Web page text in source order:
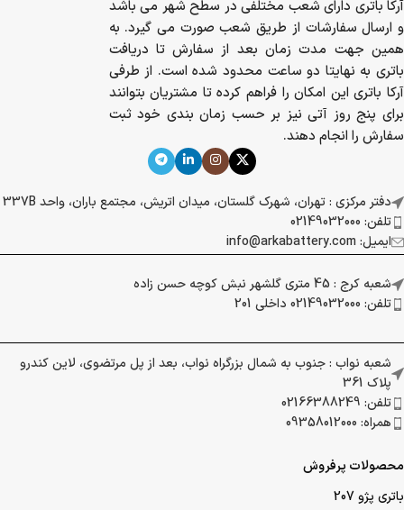
آرکا باتری دارای شعب مختلفی در سطح شهر می باشد
و ارسال سفارشات از طریق شعب صورت می گیرد. به
همین جهت مدت زمان بعد از سفارش تا دریافت
باتری به نهایتا دو ساعت محدود شده است. از طرفی
آرکا باتری این امکان را فراهم کرده تا مشتریان بتوانند
برای پنج روز آتی نیز بر حسب زمان بندی خود ثبت
سفارش را انجام دهند.
دفتر مرکزی : تهران، شهرک گلستان، میدان اتریش، مجتمع باران، واحد 337B
تلفن: 02149032000
ایمیل: info@arkabattery.com
شعبه کرج : 45 متری گلشهر نبش کوچه حسن زاده
تلفن: 02149032000 داخلی 201
شعبه نواب : جنوب به شمال بزرگراه نواب، بعد از پل مرتضوی، لاین کندرو
پلاک 361
تلفن: 02166388249
همراه: 09358012000
محصولات پرفروش
باتری پژو 207